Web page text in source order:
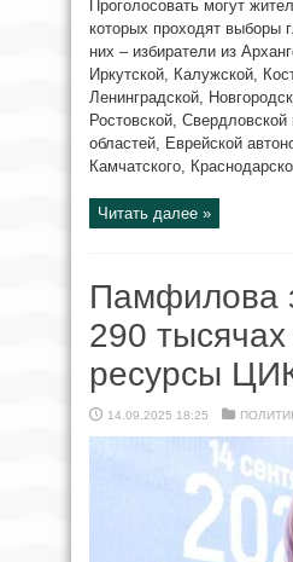
Проголосовать могут
которых проходят выборы
них – избиратели из
Иркутской, Калужской,
Ленинградской,
Ростовской,
областей, Еврейской
Камчатского,
Читать далее »
Памфилова
290 тысячах
ресурсы
14.09.2025 18:25